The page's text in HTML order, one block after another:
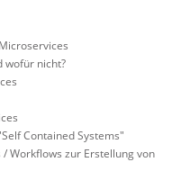
wofür nicht?
Contained Systems"
Workflows zur Erstellung von